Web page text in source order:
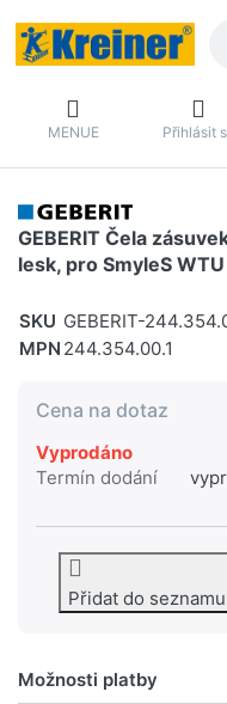
MENUE Přihlásit
GEBERIT Čela
lesk, pro SmyleS
SKU GEBERIT-
MPN 244.354.00.1
Cena na dotaz
Vyprodáno
Termín dodání
Přidat do seznamu
Možnosti platby